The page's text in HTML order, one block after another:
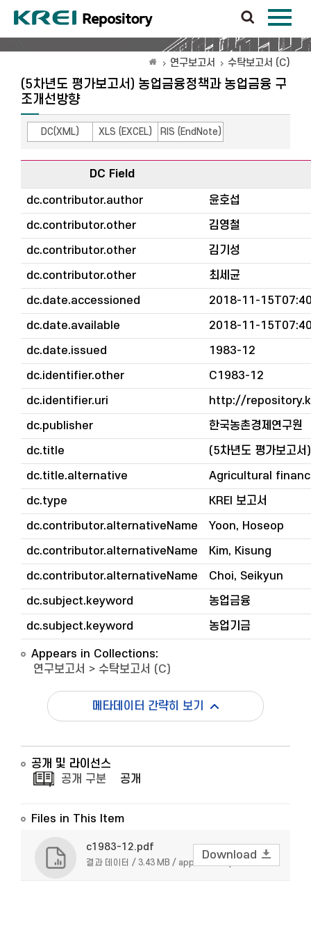
연구보고서 수탁보고서 (C)
(5차년도 평가보고서) 농업금융정책과 농업금융 구
조개선방향
DC(XML) XLS (EXCEL) RIS (EndNote)
DC Field
dc.contributor.author
윤호섭
dc.contributor.other
김영철
dc.contributor.other
김기성
dc.contributor.other
최세균
dc.date.accessioned
2018-11-
dc.date.available
2018-11-
dc.date.issued
1983-12
dc.identifier.other
C1983-12
dc.identifier.uri
http://
dc.publisher
한국농촌경제연구원
dc.title
(5차년도 평가보고서
dc.title.alternative
Agricultural
dc.type
KREI 보고서
dc.contributor.alternativeName
Yoon, Hoseop
dc.contributor.alternativeName
Kim, Kisung
dc.contributor.alternativeName
Choi, Seikyun
dc.subject.keyword
농업금융
dc.subject.keyword
농업기금
Appears in Collections:
연구보고서 > 수탁보고서 (C)
메타데이터 간략히 보기
공개 및 라이선스
공개 구분
공개
Files in This Item
c1983-12.pdf
결과 데이터 / 3.43 MB / application/pdf
Download